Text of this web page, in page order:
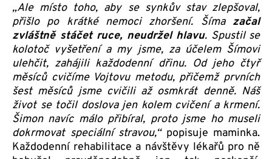
„Ale místo toho, aby se synkův stav zlepšoval,
přišlo po krátké nemoci zhoršení. Šíma začal
zvláštně stáčet ruce, neudržel hlavu. Spustil se
kolotoč vyšetření a my jsme, za účelem Šímovi
ulehčit, zahájili každodenní dřinu. Od jeho čtyř
měsíců cvičíme Vojtovu metodu, přičemž prvních
šest měsíců jsme cvičili až osmkrát denně. Náš
život se točil doslova jen kolem cvičení a krmení.
Šimon navíc málo přibíral, proto jsme ho museli
dokrmovat speciální stravou,“ popisuje maminka.
Každodenní rehabilitace a návštěvy lékařů pro ně